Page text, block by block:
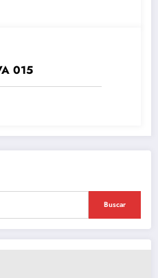
015
Buscar